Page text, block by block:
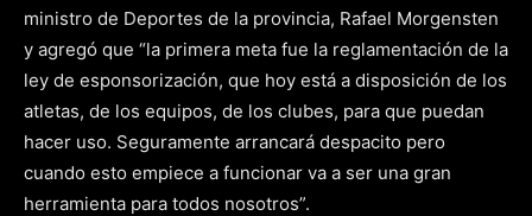
ministro de Deportes de la provincia, Rafael Morgensten
y agregó que “la primera meta fue la reglamentación de la
ley de esponsorización, que hoy está a disposición de los
atletas, de los equipos, de los clubes, para que puedan
hacer uso. Seguramente arrancará despacito pero
cuando esto empiece a funcionar va a ser una gran
herramienta para todos nosotros”.